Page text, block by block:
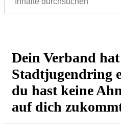
Dein Verband
Stadtjugendring
du hast keine
auf dich